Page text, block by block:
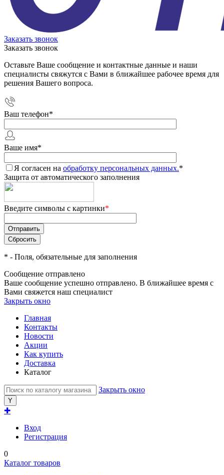
Заказать звонок
Заказать звонок
Оставьте Ваше сообщение и контактные данные и наши
специалисты свяжутся с Вами в ближайшее рабочее время для
решения Вашего вопроса.
Ваш телефон*
Ваше имя*
Я согласен на обработку персональных данных.*
Защита от автоматического заполнения
Введите символы с картинки*
* - Поля, обязательные для заполнения
Сообщение отправлено
Ваше сообщение успешно отправлено. В ближайшее время с
Вами свяжется наш специалист
Закрыть окно
Главная
Контакты
Новости
Акции
Как купить
Доставка
Каталог
Закрыть окно
✚
Вход
Регистрация
0
Каталог товаров